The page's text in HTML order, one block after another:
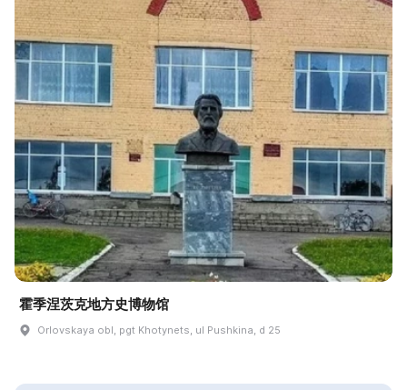
霍季涅茨克地方史博物馆
Orlovskaya obl, pgt Khotynets, ul Pushkina, d 25